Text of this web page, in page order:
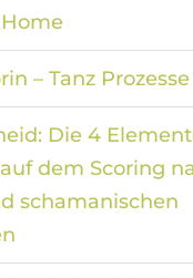
– Tanz
Die 4
dem Scoring
schamanischen